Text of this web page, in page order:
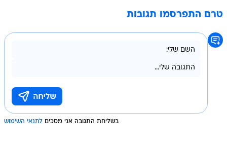
טרם התפרסמו תגובות
בשליחת התגובה אני מסכים לתנאי השימוש